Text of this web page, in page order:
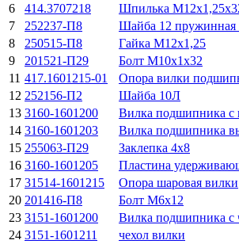
6
414.3707218 Шпилька
7
252237-П8 Шайба 12
8
250515-П8 Гайка М12х1,25
9
201521-П29 Болт М10х1х32
11 417.1601215-01 Опора вилки
12 252156-П2 Шайба 10Л
13 3160-1601200 Вилка подшипника с
14 3160-1601203 Вилка подшипника
15 255063-П29 Заклепка 4х8
16 3160-1601205 Пластина
17 31514-1601215 Опора шаровая вилки
20 201416-П8 Болт М6х12
23 3151-1601200 Вилка подшипника с
24 3151-1601211 чехол вилки